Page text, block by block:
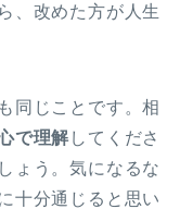
、改めた方が人生
同じことです。相
で理解してくださ
ょう。気になるな
十分通じると思い